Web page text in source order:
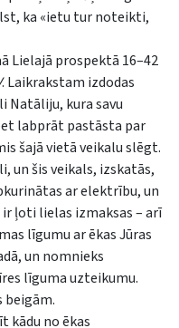
ka «ietu tur noteikti,
Lielajā prospektā 16–42
. Laikrakstam izdodas
Natāliju, kura savu
labprāt pastāsta par
šajā vietā veikalu slēgt.
un šis veikals, izskatās,
ar elektrību, un
ļoti lielas izmaksas – arī
līgumu ar ēkas Jūras
un nomnieks
līguma uzteikumu.
beigām.
kādu no ēkas